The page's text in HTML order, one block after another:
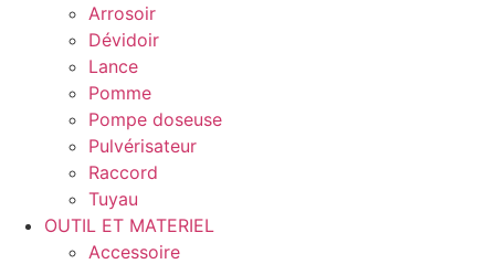
Arrosoir
Dévidoir
Lance
Pomme
Pompe doseuse
Pulvérisateur
Raccord
Tuyau
OUTIL ET MATERIEL
Accessoire